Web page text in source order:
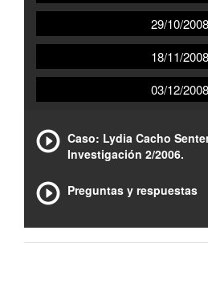
29/10/2008
18/11/2008
03/12/2008
Caso: Lydia Cacho
Investigación 2/2006.
Preguntas y respuestas